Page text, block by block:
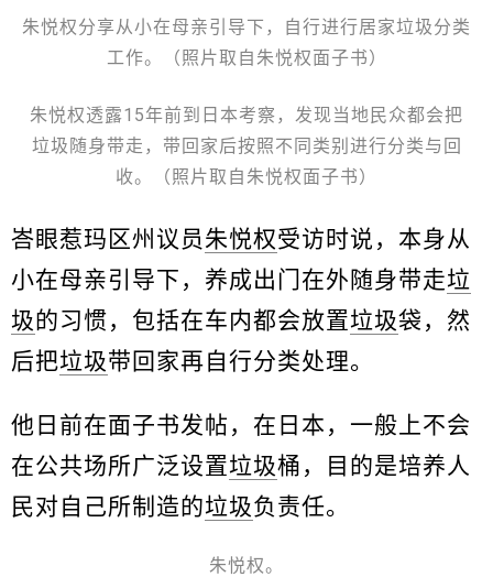
朱悦权分享从小在母亲引导下，自行进行居家垃圾分类
工作。（照片取自朱悦权面子书）
朱悦权透露15年前到日本考察，发现当地民众都会把
垃圾随身带走，带回家后按照不同类别进行分类与回
收。（照片取自朱悦权面子书）
峇眼惹玛区州议员 朱悦权受访时说，本身从
小在母亲引导下，养成出门在外随身带走垃
圾的习惯，包括在车内都会放置垃圾袋，然
后把垃圾带回家再自行分类处理。
他日前在面子书发帖，在日本，一般上不会
在公共场所广泛设置垃圾桶，目的是培养人
民对自己所制造的垃圾负责任。
朱悦权。